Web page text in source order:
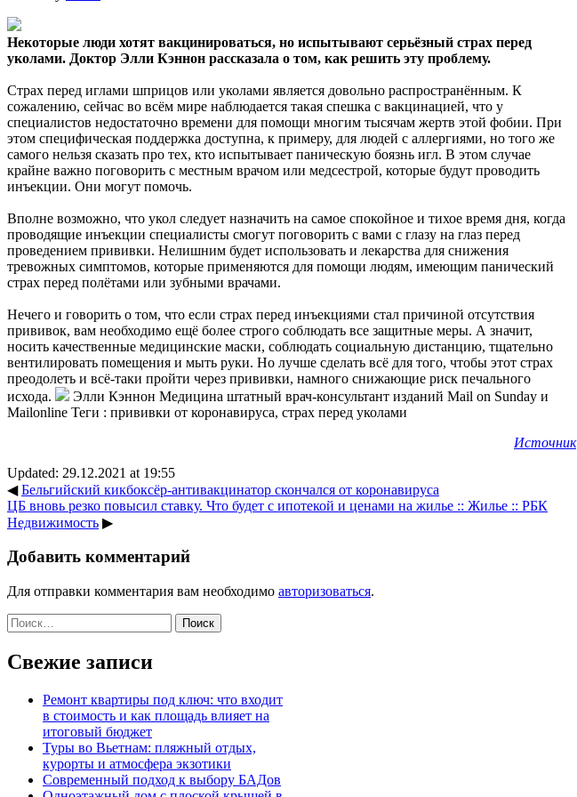
Некоторые люди хотят вакцинироваться, но испытывают серьёзный страх перед
уколами. Доктор Элли Кэннон рассказала о том, как решить эту проблему.
Страх перед иглами шприцов или уколами является довольно распространённым. К
сожалению, сейчас во всём мире наблюдается такая спешка с вакцинацией, что у
специалистов недостаточно времени для помощи многим тысячам жертв этой фобии. При
этом специфическая поддержка доступна, к примеру, для людей с аллергиями, но того же
самого нельзя сказать про тех, кто испытывает паническую боязнь игл. В этом случае
крайне важно поговорить с местным врачом или медсестрой, которые будут проводить
инъекции. Они могут помочь.
Вполне возможно, что укол следует назначить на самое спокойное и тихое время дня, когда
проводящие инъекции специалисты смогут поговорить с вами с глазу на глаз перед
проведением прививки. Нелишним будет использовать и лекарства для снижения
тревожных симптомов, которые применяются для помощи людям, имеющим панический
страх перед полётами или зубными врачами.
Нечего и говорить о том, что если страх перед инъекциями стал причиной отсутствия
прививок, вам необходимо ещё более строго соблюдать все защитные меры. А значит,
носить качественные медицинские маски, соблюдать социальную дистанцию, тщательно
вентилировать помещения и мыть руки. Но лучше сделать всё для того, чтобы этот страх
преодолеть и всё-таки пройти через прививки, намного снижающие риск печального
исхода.
Элли Кэннон Медицина штатный врач-консультант изданий Mail on Sunday и
Mailonline Теги : прививки от коронавируса, страх перед уколами
Источник
Updated: 29.12.2021 at 19:55
◀Бельгийский кикбоксёр-антивакцинатор скончался от коронавируса
ЦБ вновь резко повысил ставку. Что будет с ипотекой и ценами на жилье :: Жилье :: РБК
Недвижимость ▶
Добавить комментарий
Для отправки комментария вам необходимо авторизоваться.
Найти:
Свежие записи
Ремонт квартиры под ключ: что входит
в стоимость и как площадь влияет на
итоговый бюджет
Туры во Вьетнам: пляжный отдых,
курорты и атмосфера экзотики
Современный подход к выбору БАДов